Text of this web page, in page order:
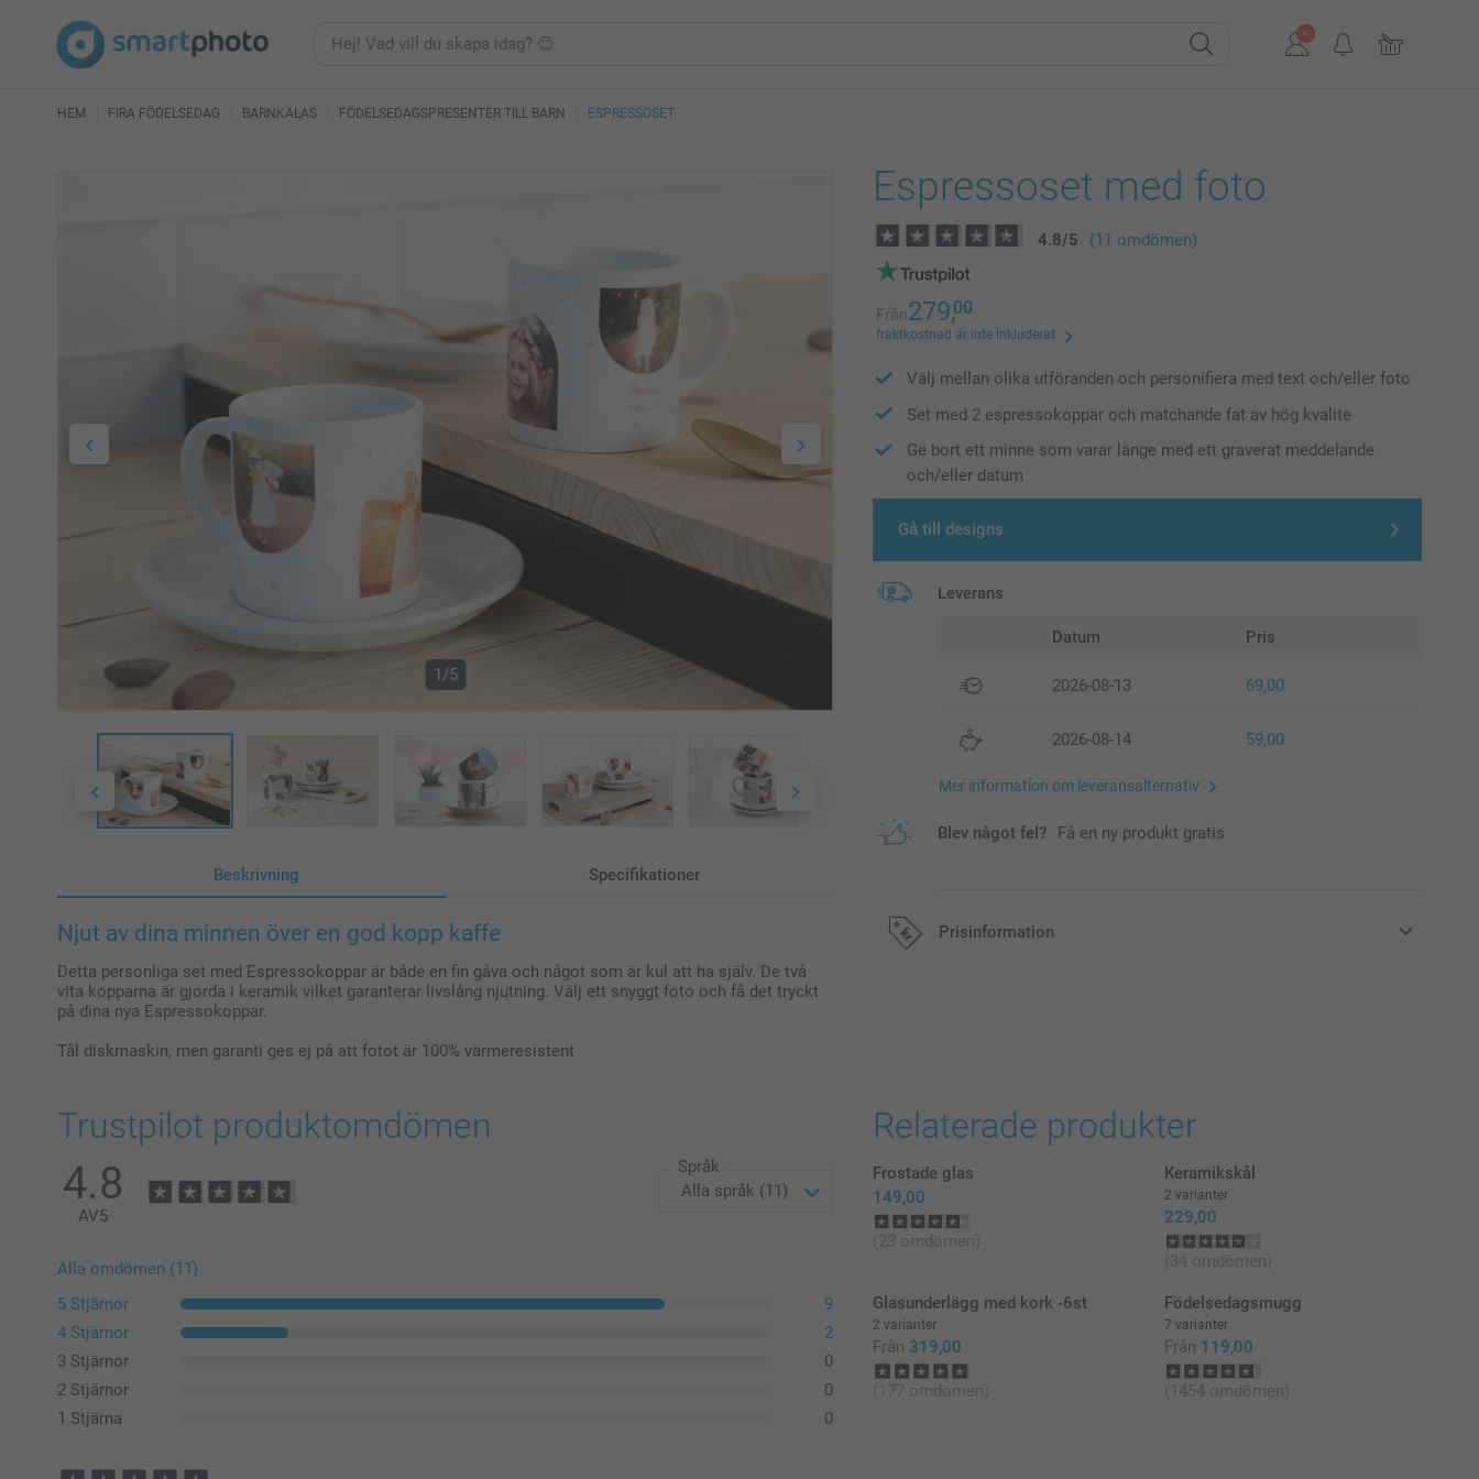
HEM FIRA FÖDELSEDAG BARNKALAS FÖDELSEDAGSPRESENTER TILL BARN ESPRESSOSET
1/5
Beskrivning Specifikationer
Njut av dina minnen över en god kopp kaffe
Detta personliga set med Espressokoppar är både en fin gåva och något som är kul att ha själv. De två
vita kopparna är gjorda i keramik vilket garanterar livslång njutning. Välj ett snyggt foto och få det tryckt
på dina nya Espressokoppar.
Tål diskmaskin, men garanti ges ej på att fotot är 100% värmeresistent
Espressoset med foto
4.8/5 (11 omdömen)
Från279,00
fraktkostnad är inte inkluderat
Välj mellan olika utföranden och personifiera med text och/eller foto
Set med 2 espressokoppar och matchande fat av hög kvalite
Ge bort ett minne som varar länge med ett graverat meddelande
och/eller datum
Gå till designs
Leverans
Datum Pris
2026-08-13 69,00
2026-08-14 59,00
Mer information om leveransalternativ
Blev något fel? Få en ny produkt gratis
Prisinformation
Trustpilot produktomdömen
4.8
AV5
Språk
Alla omdömen (11)
5 Stjärnor
9
4 Stjärnor
2
3 Stjärnor
0
2 Stjärnor
0
1 Stjärna
0
Relaterade produkter
Frostade glas
149,00
(23 omdömen)
Keramikskål
2 varianter
229,00
(34 omdömen)
Glasunderlägg med kork -6st
2 varianter
Från 319,00
(177 omdömen)
Födelsedagsmugg
7 varianter
Från 119,00
(1454 omdömen)